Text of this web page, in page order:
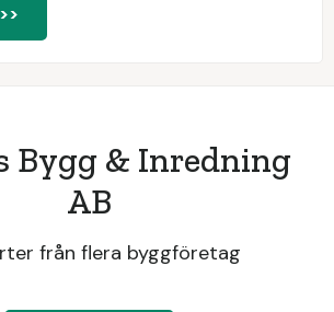
Bygg & Inredning
AB
från flera byggföretag